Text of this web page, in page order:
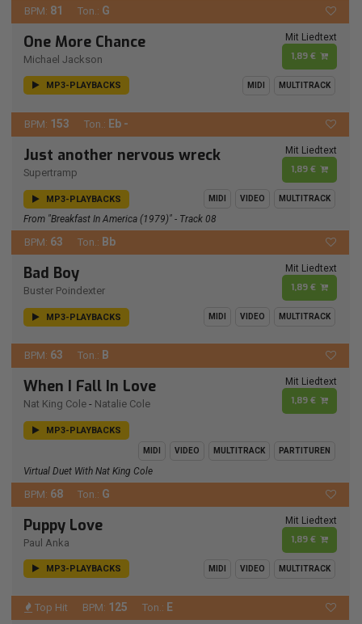
BPM: 81 Ton.: G
One More Chance
Michael Jackson
Mit Liedtext
1,89 €
MP3-PLAYBACKS MIDI MULTITRACK
BPM: 153 Ton.: Eb -
Just another nervous wreck
Supertramp
Mit Liedtext
1,89 €
MP3-PLAYBACKS MIDI VIDEO MULTITRACK
From "Breakfast In America (1979)" - Track 08
BPM: 63 Ton.: Bb
Bad Boy
Buster Poindexter
Mit Liedtext
1,89 €
MP3-PLAYBACKS MIDI VIDEO MULTITRACK
BPM: 63 Ton.: B
When I Fall In Love
Nat King Cole - Natalie Cole
Mit Liedtext
1,89 €
MP3-PLAYBACKS
MIDI VIDEO MULTITRACK PARTITUREN
Virtual Duet With Nat King Cole
BPM: 68 Ton.: G
Puppy Love
Paul Anka
Mit Liedtext
1,89 €
MP3-PLAYBACKS MIDI VIDEO MULTITRACK
Top Hit BPM: 125 Ton.: E